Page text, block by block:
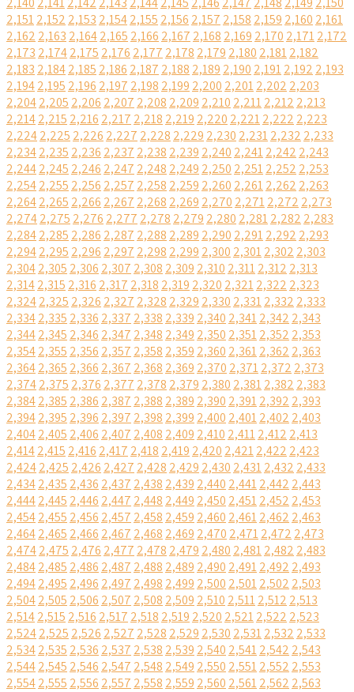
2,1512,152 2,153 2,1542,155 2,156 2,157 2,158 2,159 2,160 2,161
2,162 2,163 2,1642,165 2,166 2,167 2,168 2,169 2,170 2,1712,172
2,173 2,1742,175 2,176 2,177 2,178 2,179 2,180 2,1812,182
2,183 2,1842,185 2,186 2,187 2,188 2,189 2,190 2,1912,192 2,193
2,1942,195 2,196 2,197 2,198 2,199 2,200 2,2012,202 2,203
2,2042,205 2,206 2,207 2,208 2,209 2,210 2,2112,212 2,213
2,2142,215 2,216 2,217 2,218 2,219 2,220 2,2212,222 2,223
2,2242,225 2,226 2,227 2,228 2,229 2,230 2,2312,232 2,233
2,2342,235 2,236 2,237 2,238 2,239 2,240 2,2412,242 2,243
2,2442,245 2,246 2,247 2,248 2,249 2,250 2,2512,252 2,253
2,2542,255 2,256 2,257 2,258 2,259 2,260 2,2612,262 2,263
2,2642,265 2,266 2,267 2,268 2,269 2,270 2,2712,272 2,273
2,2742,275 2,276 2,277 2,278 2,279 2,280 2,2812,282 2,283
2,2842,285 2,286 2,287 2,288 2,289 2,290 2,2912,292 2,293
2,2942,295 2,296 2,297 2,298 2,299 2,300 2,3012,302 2,303
2,3042,305 2,306 2,307 2,308 2,309 2,310 2,3112,312 2,313
2,3142,315 2,316 2,317 2,318 2,319 2,320 2,3212,322 2,323
2,3242,325 2,326 2,327 2,328 2,329 2,330 2,3312,332 2,333
2,3342,335 2,336 2,337 2,338 2,339 2,340 2,3412,342 2,343
2,3442,345 2,346 2,347 2,348 2,349 2,350 2,3512,352 2,353
2,3542,355 2,356 2,357 2,358 2,359 2,360 2,3612,362 2,363
2,3642,365 2,366 2,367 2,368 2,369 2,370 2,3712,372 2,373
2,3742,375 2,376 2,377 2,378 2,379 2,380 2,3812,382 2,383
2,3842,385 2,386 2,387 2,388 2,389 2,390 2,3912,392 2,393
2,3942,395 2,396 2,397 2,398 2,399 2,400 2,4012,402 2,403
2,4042,405 2,406 2,407 2,408 2,409 2,410 2,4112,412 2,413
2,4142,415 2,416 2,417 2,418 2,419 2,420 2,4212,422 2,423
2,4242,425 2,426 2,427 2,428 2,429 2,430 2,4312,432 2,433
2,4342,435 2,436 2,437 2,438 2,439 2,440 2,4412,442 2,443
2,4442,445 2,446 2,447 2,448 2,449 2,450 2,4512,452 2,453
2,4542,455 2,456 2,457 2,458 2,459 2,460 2,4612,462 2,463
2,4642,465 2,466 2,467 2,468 2,469 2,470 2,4712,472 2,473
2,4742,475 2,476 2,477 2,478 2,479 2,480 2,4812,482 2,483
2,4842,485 2,486 2,487 2,488 2,489 2,490 2,4912,492 2,493
2,4942,495 2,496 2,497 2,498 2,499 2,500 2,5012,502 2,503
2,5042,505 2,506 2,507 2,508 2,509 2,510 2,5112,512 2,513
2,5142,515 2,516 2,517 2,518 2,519 2,520 2,5212,522 2,523
2,5242,525 2,526 2,527 2,528 2,529 2,530 2,5312,532 2,533
2,5342,535 2,536 2,537 2,538 2,539 2,540 2,5412,542 2,543
2,5442,545 2,546 2,547 2,548 2,549 2,550 2,5512,552 2,553
2,5542,555 2,556 2,557 2,558 2,559 2,560 2,5612,562 2,563